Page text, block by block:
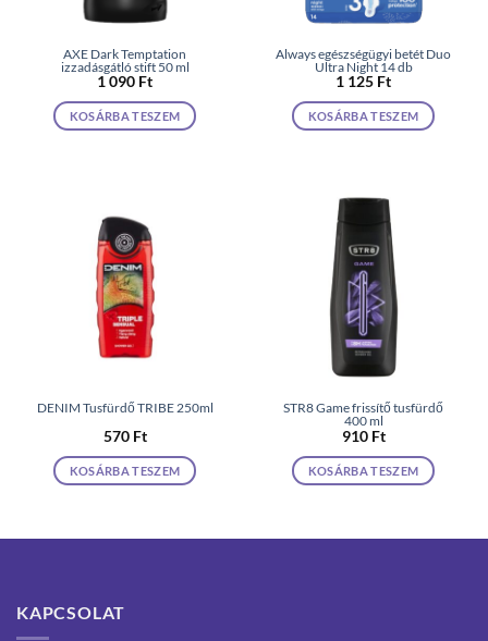
AXE Dark Temptation
izzadásgátló stift 50 ml
1 090 Ft
KOSÁRBA TESZEM
Always egészségügyi betét Duo
Ultra Night 14 db
1 125 Ft
KOSÁRBA TESZEM
DENIM Tusfürdő TRIBE 250ml
570 Ft
KOSÁRBA TESZEM
STR8 Game frissítő tusfürdő
400 ml
910 Ft
KOSÁRBA TESZEM
KAPCSOLAT